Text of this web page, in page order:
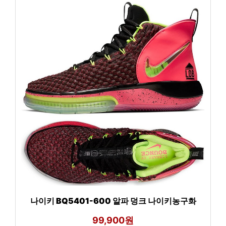
나이키 BQ5401-600 알파 덩크 나이키농구화
99,900원